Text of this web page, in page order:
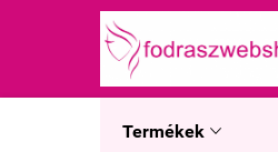
Termékek 